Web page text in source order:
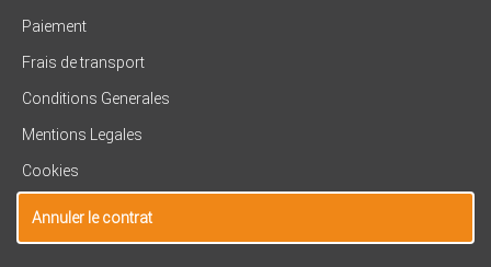
Paiement
Frais de transport
Conditions Generales
Mentions Legales
Cookies
Annuler le contrat